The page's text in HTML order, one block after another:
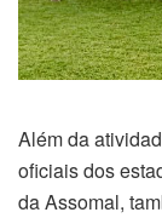
Além da
oficiais dos
da Assomal,